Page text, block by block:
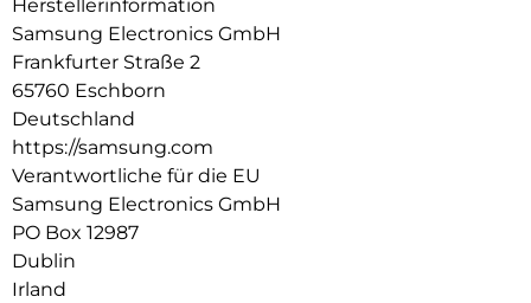
Herstellerinformation
Samsung Electronics GmbH
Frankfurter Straße 2
65760 Eschborn
Deutschland
https://samsung.com
Verantwortliche für die EU
Samsung Electronics GmbH
PO Box 12987
Dublin
Irland